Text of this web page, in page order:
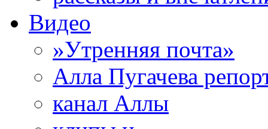
Видео
»Утренняя почта»
Алла Пугачева
канал Аллы